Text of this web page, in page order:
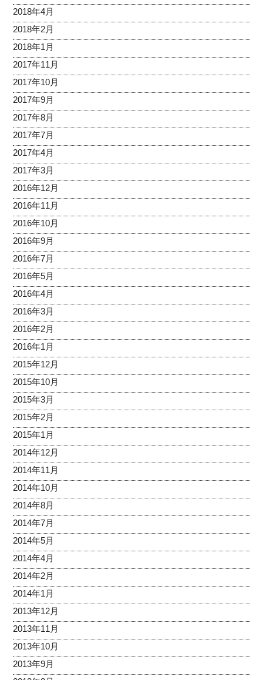
2018年4月
2018年2月
2018年1月
2017年11月
2017年10月
2017年9月
2017年8月
2017年7月
2017年4月
2017年3月
2016年12月
2016年11月
2016年10月
2016年9月
2016年7月
2016年5月
2016年4月
2016年3月
2016年2月
2016年1月
2015年12月
2015年10月
2015年3月
2015年2月
2015年1月
2014年12月
2014年11月
2014年10月
2014年8月
2014年7月
2014年5月
2014年4月
2014年2月
2014年1月
2013年12月
2013年11月
2013年10月
2013年9月